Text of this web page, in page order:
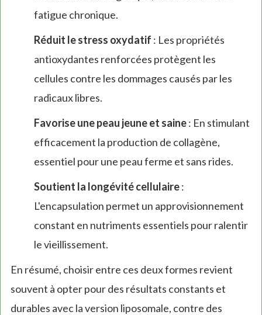
fatigue chronique.
Réduit le stress oxydatif : Les propriétés
antioxydantes renforcées protègent les
cellules contre les dommages causés par les
radicaux libres.
Favorise une peau jeune et saine: En stimulant
efficacement la production de collagène,
essentiel pour une peau ferme et sans rides.
Soutient la longévité cellulaire:
L'encapsulation permet un approvisionnement
constant en nutriments essentiels pour ralentir
le vieillissement.
En résumé, choisir entre ces deux formes revient
souvent à opter pour des résultats constants et
durables avec la version liposomale, contre des